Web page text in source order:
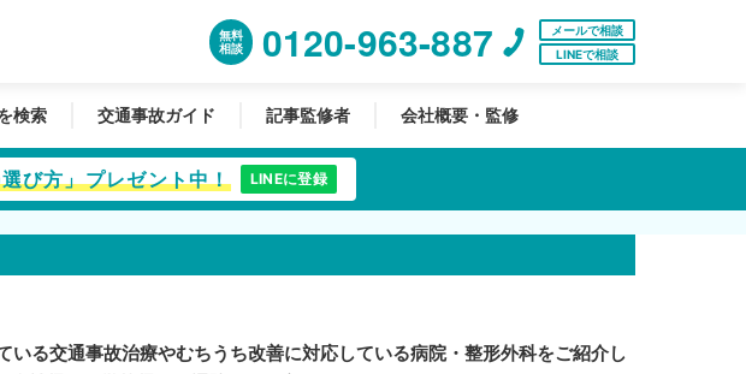
無料
相談
0120-963-887
メールで相談
LINEで相談
検索 交通事故ガイド 記事監修者 会社概要・監修
び方」プレゼント中！ LINEに登録
いる交通事故治療やむちうち改善に対応している病院・整形外科をご紹介し